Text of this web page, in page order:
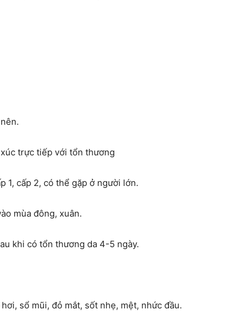
trực tiếp với tổn thương
1, cấp 2, có thể gặp ở người lớn.
mùa đông, xuân.
khi có tổn thương da 4-5 ngày.
sổ mũi, đỏ mắt, sốt nhẹ, mệt, nhức đầu.